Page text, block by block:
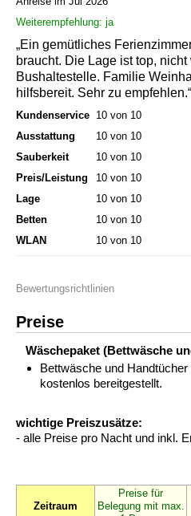
Weiterempfehlung: ja
„Ein gemütliches
braucht. Die Lage ist top,
Bushaltestelle. Familie
hilfsbereit. Sehr zu empfehlen.“
Kundenservice 10 von 10
Ausstattung
10 von 10
Sauberkeit
10 von 10
Preis/Leistung
10 von 10
Lage
10 von 10
Betten
10 von 10
WLAN
10 von 10
Bewertungsrichtlinien
Preise
Wäschepaket (Bettwäsche
Bettwäsche und
kostenlos bereitgestellt.
wichtige Preiszusätze:
- alle Preise pro Nacht und inkl.
Zeitraum
Preise für
Belegung mit max.